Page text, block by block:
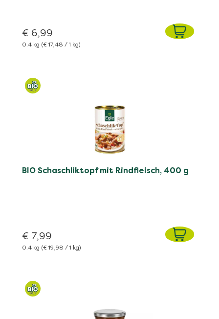
€ 6,99
0.4 kg (€ 17,48 / 1 kg)
BIO Schaschliktopf mit Rindfleisch, 400 g
€ 7,99
0.4 kg (€ 19,98 / 1 kg)